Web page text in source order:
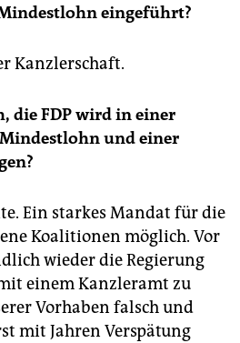
eingeführt?
Kanzlerschaft.
die FDP wird in einer
Mindestlohn und einer
Ein starkes Mandat für die
Koalitionen möglich. Vor
wieder die Regierung
einem Kanzleramt zu
Vorhaben falsch und
mit Jahren Verspätung